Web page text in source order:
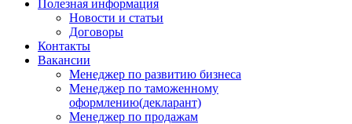
Полезная информация
Новости и статьи
Договоры
Контакты
Вакансии
Менеджер по развитию бизнеса
Менеджер по таможенному
оформлению(декларант)
Менеджер по продажам